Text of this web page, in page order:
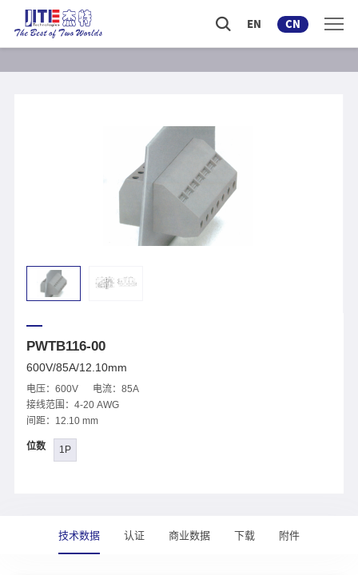
EN CN
PWTB116-00
600V/85A/12.10mm
电压：600V 电流：85A
接线范围：4-20 AWG
间距：12.10 mm
位数 1P
技术数据 认证 商业数据 下载 附件